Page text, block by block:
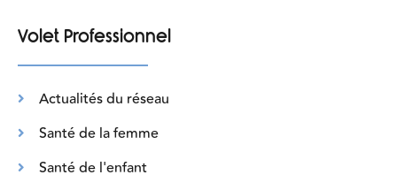
Volet Professionnel
Actualités du réseau
Santé de la femme
Santé de l'enfant